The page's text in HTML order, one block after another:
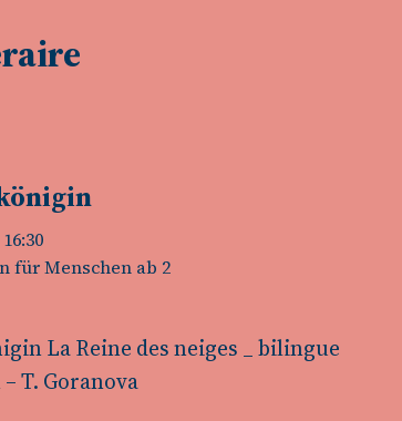
für Menschen ab 2
La Reine des neiges _ bilingue
T. Goranova